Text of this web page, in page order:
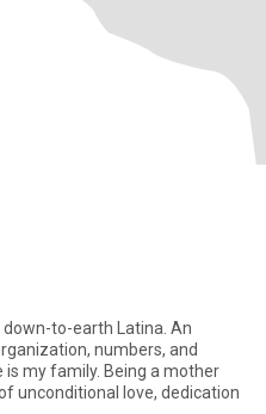
down-to-earth Latina. An
numbers, and
my family. Being a mother
unconditional love, dedication